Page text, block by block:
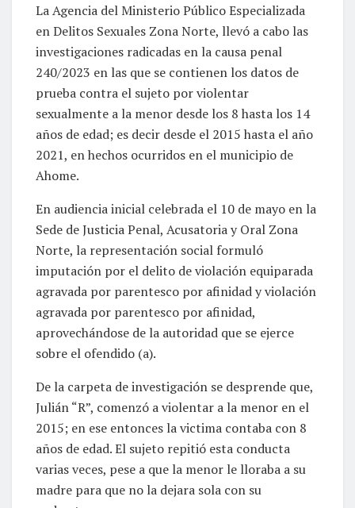
La Agencia del Ministerio Público Especializada
en Delitos Sexuales Zona Norte, llevó a cabo las
investigaciones radicadas en la causa penal
240/2023 en las que se contienen los datos de
prueba contra el sujeto por violentar
sexualmente a la menor desde los 8 hasta los 14
años de edad; es decir desde el 2015 hasta el año
2021, en hechos ocurridos en el municipio de
Ahome.
En audiencia inicial celebrada el 10 de mayo en la
Sede de Justicia Penal, Acusatoria y Oral Zona
Norte, la representación social formuló
imputación por el delito de violación equiparada
agravada por parentesco por afinidad y violación
agravada por parentesco por afinidad,
aprovechándose de la autoridad que se ejerce
sobre el ofendido (a).
De la carpeta de investigación se desprende que,
Julián “R”, comenzó a violentar a la menor en el
2015; en ese entonces la victima contaba con 8
años de edad. El sujeto repitió esta conducta
varias veces, pese a que la menor le lloraba a su
madre para que no la dejara sola con su